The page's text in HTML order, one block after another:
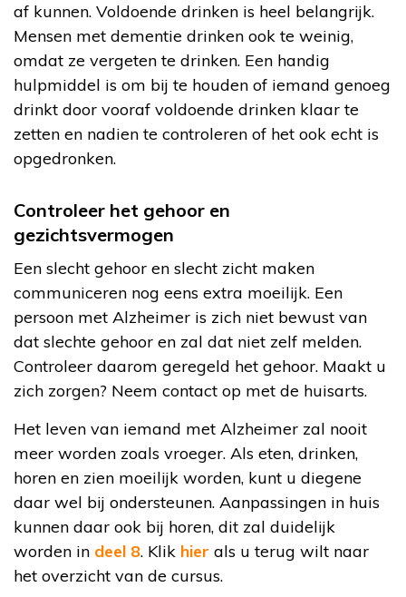
af kunnen. Voldoende drinken is heel belangrijk.
Mensen met dementie drinken ook te weinig,
omdat ze vergeten te drinken. Een handig
hulpmiddel is om bij te houden of iemand genoeg
drinkt door vooraf voldoende drinken klaar te
zetten en nadien te controleren of het ook echt is
opgedronken.
Controleer het gehoor en
gezichtsvermogen
Een slecht gehoor en slecht zicht maken
communiceren nog eens extra moeilijk. Een
persoon met Alzheimer is zich niet bewust van
dat slechte gehoor en zal dat niet zelf melden.
Controleer daarom geregeld het gehoor. Maakt u
zich zorgen? Neem contact op met de huisarts.
Het leven van iemand met Alzheimer zal nooit
meer worden zoals vroeger. Als eten, drinken,
horen en zien moeilijk worden, kunt u diegene
daar wel bij ondersteunen. Aanpassingen in huis
kunnen daar ook bij horen, dit zal duidelijk
worden in deel 8. Klik hier als u terug wilt naar
het overzicht van de cursus.